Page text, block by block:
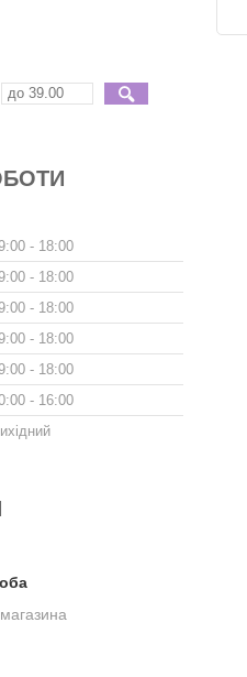
18:00
18:00
18:00
18:00
18:00
16:00